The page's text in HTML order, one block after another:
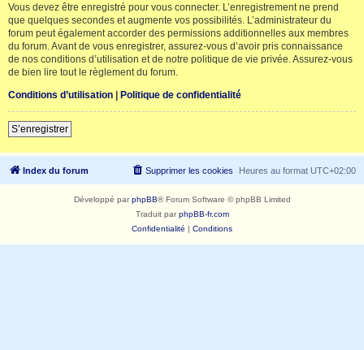
Vous devez être enregistré pour vous connecter. L’enregistrement ne prend
que quelques secondes et augmente vos possibilités. L’administrateur du
forum peut également accorder des permissions additionnelles aux membres
du forum. Avant de vous enregistrer, assurez-vous d’avoir pris connaissance
de nos conditions d’utilisation et de notre politique de vie privée. Assurez-vous
de bien lire tout le règlement du forum.
Conditions d’utilisation | Politique de confidentialité
S’enregistrer
Index du forum Heures au format UTC+02:00
Supprimer les cookies
Développé parphpBB® Forum Software © phpBB Limited
Traduit parphpBB-fr.com
Confidentialité | Conditions